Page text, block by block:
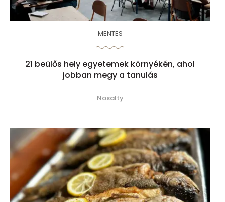
MENTES
21 beülős hely egyetemek környékén, ahol
jobban megy a tanulás
Nosalty